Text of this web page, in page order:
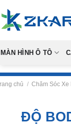
to
content
MÀN HÌNH Ô TÔ
chủ / Chăm Sóc Xe
ĐỘ